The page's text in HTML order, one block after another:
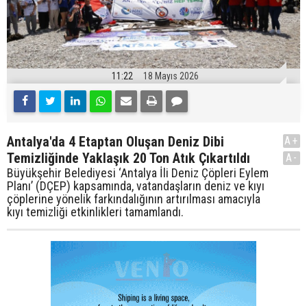
11:22 18 Mayıs 2026
Antalya'da 4 Etaptan Oluşan Deniz Dibi
Temizliğinde Yaklaşık 20 Ton Atık Çıkartıldı
Büyükşehir Belediyesi ‘Antalya İli Deniz Çöpleri Eylem
Planı’ (DÇEP) kapsamında, vatandaşların deniz ve kıyı
çöplerine yönelik farkındalığının artırılması amacıyla
kıyı temizliği etkinlikleri tamamlandı.
A+
A-